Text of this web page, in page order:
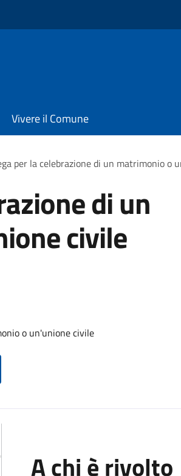
Vivere il Comune
per la celebrazione di un matrimonio o
di un
civile
o un'unione civile
A chi è rivolto